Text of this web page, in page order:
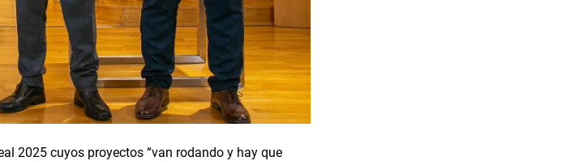
2025 cuyos proyectos “van rodando y hay que